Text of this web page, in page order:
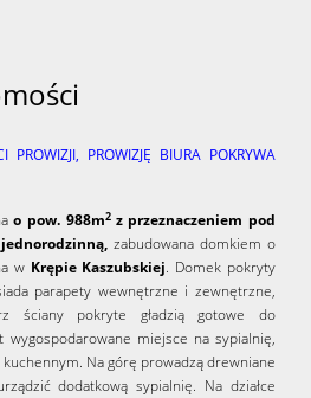
PROWIZJĘ BIURA POKRYWA
o pow. 988m2 z przeznaczeniem pod
, zabudowana domkiem o
w Krępie Kaszubskiej. Domek pokryty
parapety wewnętrzne i zewnętrzne,
ściany pokryte gładzią gotowe do
miejsce na sypialnię,
Na górę prowadzą drewniane
dodatkową sypialnię. Na działce